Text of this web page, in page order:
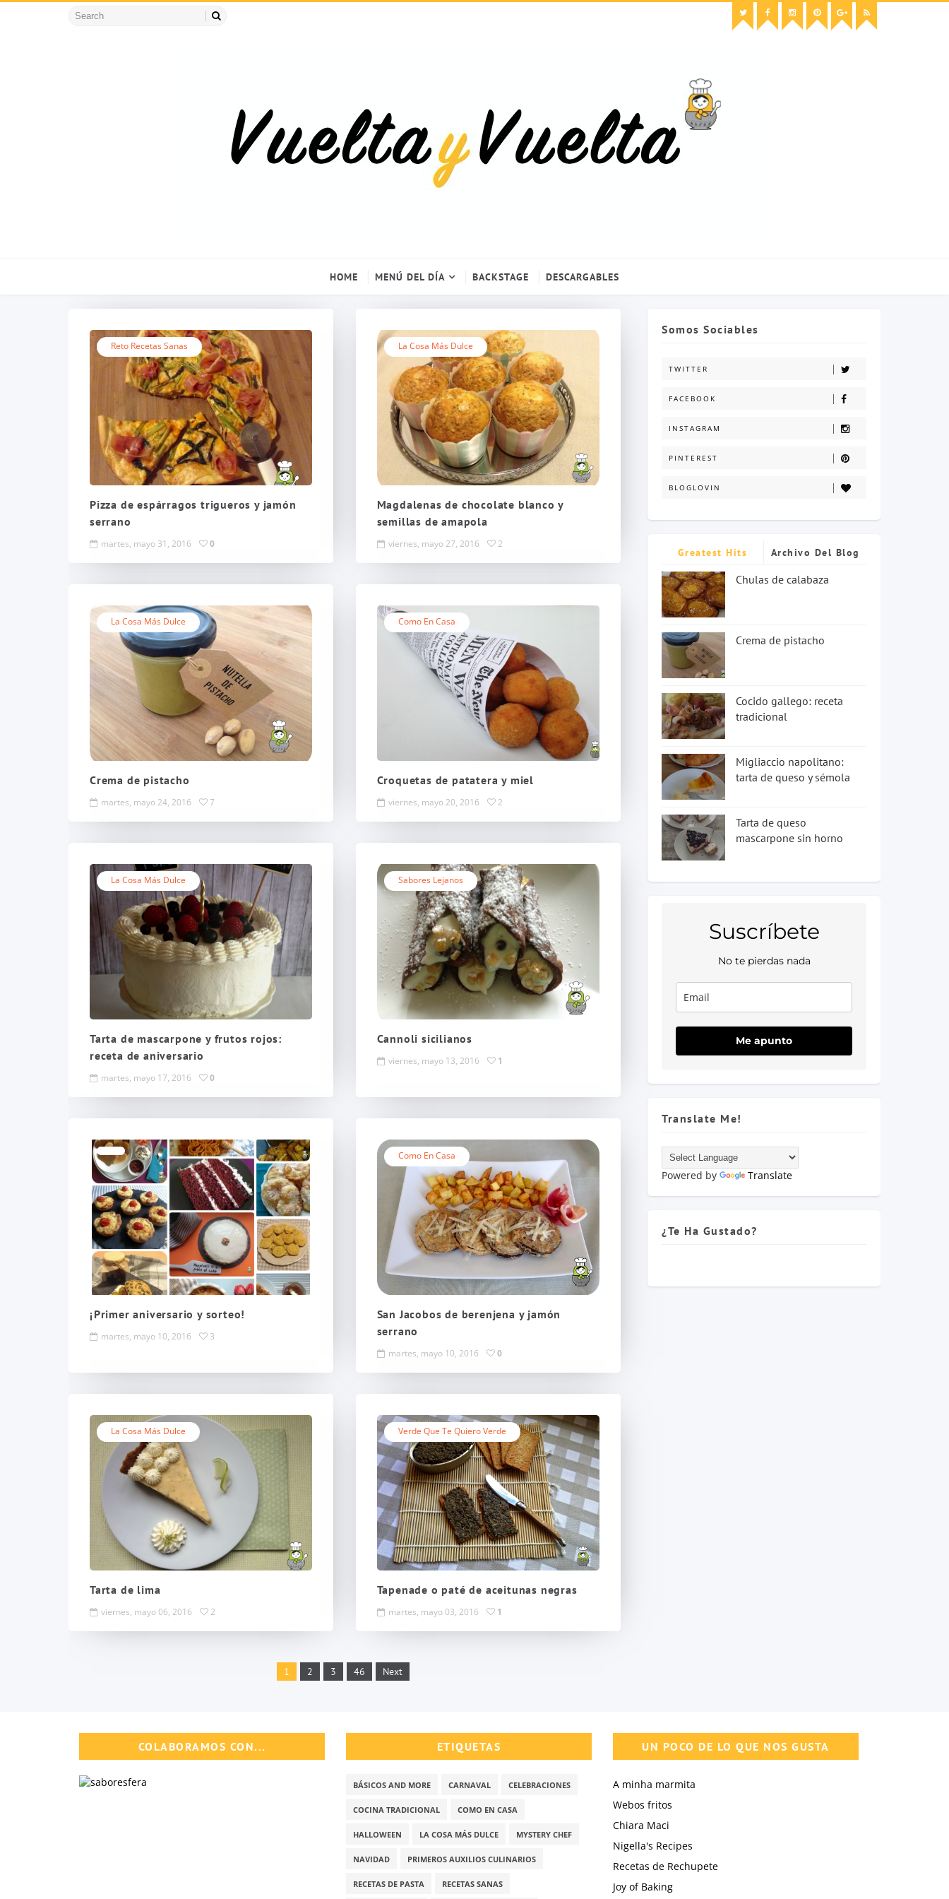
HOME MENÚ DEL DÍA BACKSTAGE DESCARGABLES
Reto Recetas Sanas
Pizza de espárragos trigueros y jamón
serrano
martes, mayo 31, 2016 0
La Cosa Más Dulce
Magdalenas de chocolate blanco y
semillas de amapola
viernes, mayo 27, 2016 2
La Cosa Más Dulce
Crema de pistacho
martes, mayo 24, 2016 7
Como En Casa
Croquetas de patatera y miel
viernes, mayo 20, 2016 2
La Cosa Más Dulce
Tarta de mascarpone y frutos rojos:
receta de aniversario
martes, mayo 17, 2016 0
Sabores Lejanos
Cannoli sicilianos
viernes, mayo 13, 2016 1
¡Primer aniversario y sorteo!
martes, mayo 10, 2016 3
Como En Casa
San Jacobos de berenjena y jamón
serrano
martes, mayo 10, 2016 0
La Cosa Más Dulce
Tarta de lima
viernes, mayo 06, 2016 2
Verde Que Te Quiero Verde
Tapenade o paté de aceitunas negras
martes, mayo 03, 2016 1
1 2 3 46 Next
Somos Sociables
TWITTER
FACEBOOK
INSTAGRAM
PINTEREST
BLOGLOVIN
Greatest Hits Archivo Del Blog
Chulas de calabaza
Crema de pistacho
Cocido gallego: receta
tradicional
Migliaccio napolitano:
tarta de queso y sémola
Tarta de queso
mascarpone sin horno
Suscríbete
No te pierdas nada
Me apunto
Translate Me!
Powered by Translate
¿Te Ha Gustado?
COLABORAMOS CON... ETIQUETAS
BÁSICOS AND MORE CARNAVAL CELEBRACIONES
COCINA TRADICIONAL COMO EN CASA
HALLOWEEN LA COSA MÁS DULCE MYSTERY CHEF
NAVIDAD PRIMEROS AUXILIOS CULINARIOS
RECETAS DE PASTA RECETAS SANAS
UN POCO DE LO QUE NOS GUSTA
A minha marmita
Webos fritos
Chiara Maci
Nigella's Recipes
Recetas de Rechupete
Joy of Baking